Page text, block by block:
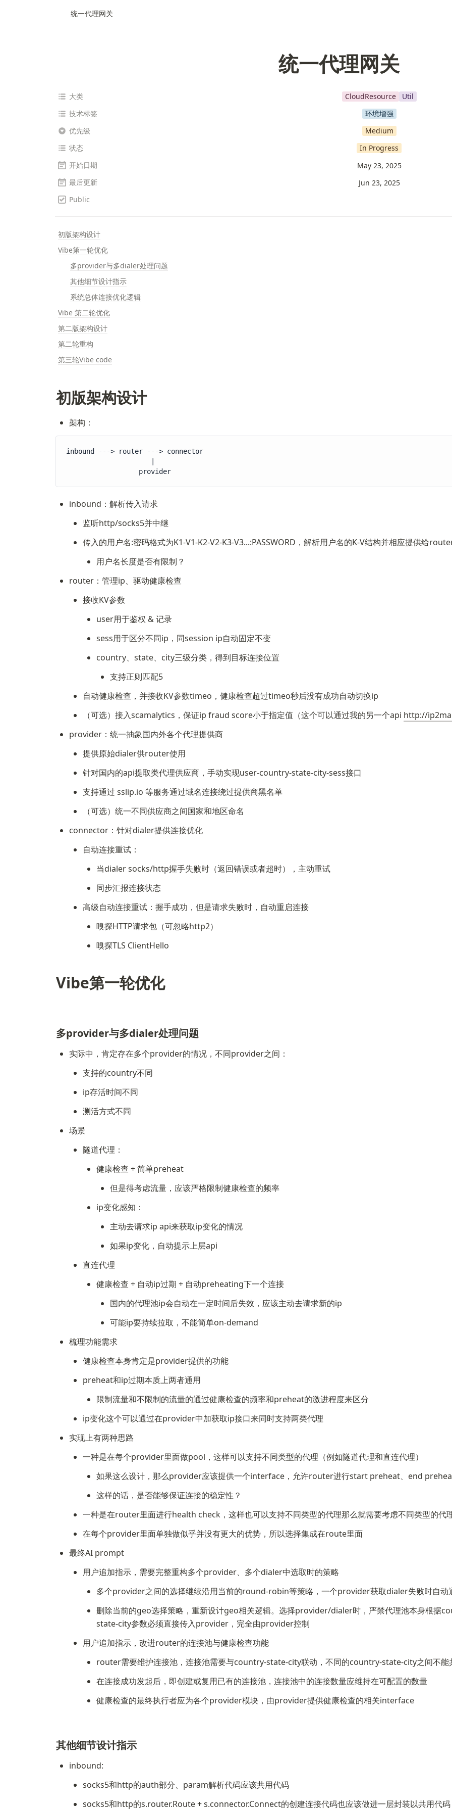
统一代理网关
统一代理网关
大类 CloudResource
Util
技术标签
环境增强
优先级
Medium
状态
In Progress
开始日期
May 23, 2025
最后更新
Jun 23, 2025
Public
初版架构设计
Vibe第一轮优化
多provider与多dialer处理问题
其他细节设计指示
系统总体连接优化逻辑
Vibe 第二轮优化
第二版架构设计
第二轮重构
第三轮Vibe code
初版架构设计
架构：
inbound ---> router ---> connector
                  provider
inbound：解析传入请求
监听http/socks5并中继
传入的用户名:密码格式为K1-V1-K2-V2-K3-V3...:PASSWORD，解析用户名的K-V结构并相应提供给
用户名长度是否有限制？
router：管理ip、驱动健康检查
接收KV参数
user用于鉴权 & 记录
sess用于区分不同ip，同session ip自动固定不变
country、state、city三级分类，得到目标连接位置
支持正则匹配5
自动健康检查，并接收KV参数timeo，健康检查超过timeo秒后没有成功自动切换ip
（可选）接入scamalytics，保证ip fraud score小于指定值（这个可以通过我的另一个api http://
provider：统一抽象国内外各个代理提供商
提供原始dialer供router使用
针对国内的api提取类代理供应商，手动实现user-country-state-city-sess接口
支持通过 sslip.io 等服务通过域名连接绕过提供商黑名单
（可选）统一不同供应商之间国家和地区命名
connector：针对dialer提供连接优化
自动连接重试：
当dialer socks/http握手失败时（返回错误或者超时），主动重试
同步汇报连接状态
高级自动连接重试：握手成功，但是请求失败时，自动重启连接
嗅探HTTP请求包（可忽略http2）
嗅探TLS ClientHello
Vibe第一轮优化
多provider与多dialer处理问题
实际中，肯定存在多个provider的情况，不同provider之间：
支持的country不同
ip存活时间不同
测活方式不同
场景
隧道代理：
健康检查 + 简单preheat
但是得考虑流量，应该严格限制健康检查的频率
ip变化感知：
主动去请求ip api来获取ip变化的情况
如果ip变化，自动提示上层api
直连代理
健康检查 + 自动ip过期 + 自动preheating下一个连接
国内的代理池ip会自动在一定时间后失效，应该主动去请求新的ip
可能ip要持续拉取，不能简单on-demand
梳理功能需求
健康检查本身肯定是provider提供的功能
preheat和ip过期本质上两者通用
限制流量和不限制的流量的通过健康检查的频率和preheat的激进程度来区分
ip变化这个可以通过在provider中加获取ip接口来同时支持两类代理
实现上有两种思路
一种是在每个provider里面做pool，这样可以支持不同类型的代理（例如隧道代理和直连代理）
如果这么设计，那么provider应该提供一个interface，允许router进行start preheat、end
这样的话，是否能够保证连接的稳定性？
一种是在router里面进行health check，这样也可以支持不同类型的代理那么就需要考虑不同类型的代
在每个provider里面单独做似乎并没有更大的优势，所以选择集成在route里面
最终AI prompt
用户追加指示，需要完整重构多个provider、多个dialer中选取时的策略
多个provider之间的选择继续沿用当前的round-robin等策略，一个provider获取dialer失败时自
删除当前的geo选择策略，重新设计geo相关逻辑。选择provider/dialer时，严禁代理池本身根据
state-city参数必须直接传入provider，完全由provider控制
用户追加指示，改进router的连接池与健康检查功能
router需要维护连接池，连接池需要与country-state-city联动，不同的country-state-city之间不
在连接成功发起后，即创建或复用已有的连接池，连接池中的连接数量应维持在可配置的数量
健康检查的最终执行者应为各个provider模块，由provider提供健康检查的相关interface
其他细节设计指示
inbound:
socks5和http的auth部分、param解析代码应该共用代码
socks5和http的s.router.Route + s.connector.Connect的创建连接代码也应该做进一层封装以共用代码